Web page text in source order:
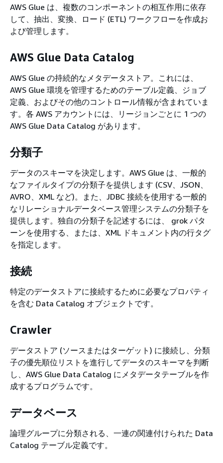
AWS Glue は、複数のコンポーネントの相互作用に依存
して、抽出、変換、ロード (ETL) ワークフローを作成お
よび管理します。
AWS Glue Data Catalog
AWS Glue の持続的なメタデータストア。これには、
AWS Glue 環境を管理するためのテーブル定義、ジョブ
定義、およびその他のコントロール情報が含まれていま
す。各 AWS アカウントには、リージョンごとに 1 つの
AWS Glue Data Catalog があります。
分類子
データのスキーマを決定します。AWS Glue は、一般的
なファイルタイプの分類子を提供します (CSV、JSON、
AVRO、XML など)。また、JDBC 接続を使用する一般的
なリレーショナルデータベース管理システムの分類子を
提供します。独自の分類子を記述するには、 grok パタ
ーンを使用する、または、XML ドキュメント内の行タグ
を指定します。
接続
特定のデータストアに接続するために必要なプロパティ
を含む Data Catalog オブジェクトです。
Crawler
データストア (ソースまたはターゲット) に接続し、分類
子の優先順位リストを進行してデータのスキーマを判断
し、AWS Glue Data Catalog にメタデータテーブルを作
成するプログラムです。
データベース
論理グループに分類される、一連の関連付けられた Data
Catalog テーブル定義です。